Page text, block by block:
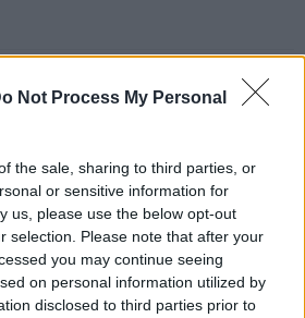
Not Process My Personal
the sale, sharing to third parties, or
or sensitive information for
us, please use the below opt-out
selection. Please note that after your
you may continue seeing
on personal information utilized by
disclosed to third parties prior to